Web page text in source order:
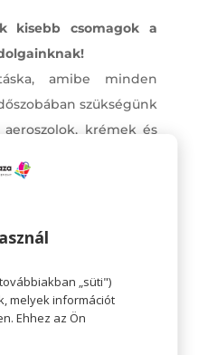
kisebb csomagok a
amibe minden
szükségünk
krémek és
a fésűk, csatok,
„süti")
melyek információt
Ehhez az Ön